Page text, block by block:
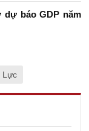
dự báo GDP năm
Lực